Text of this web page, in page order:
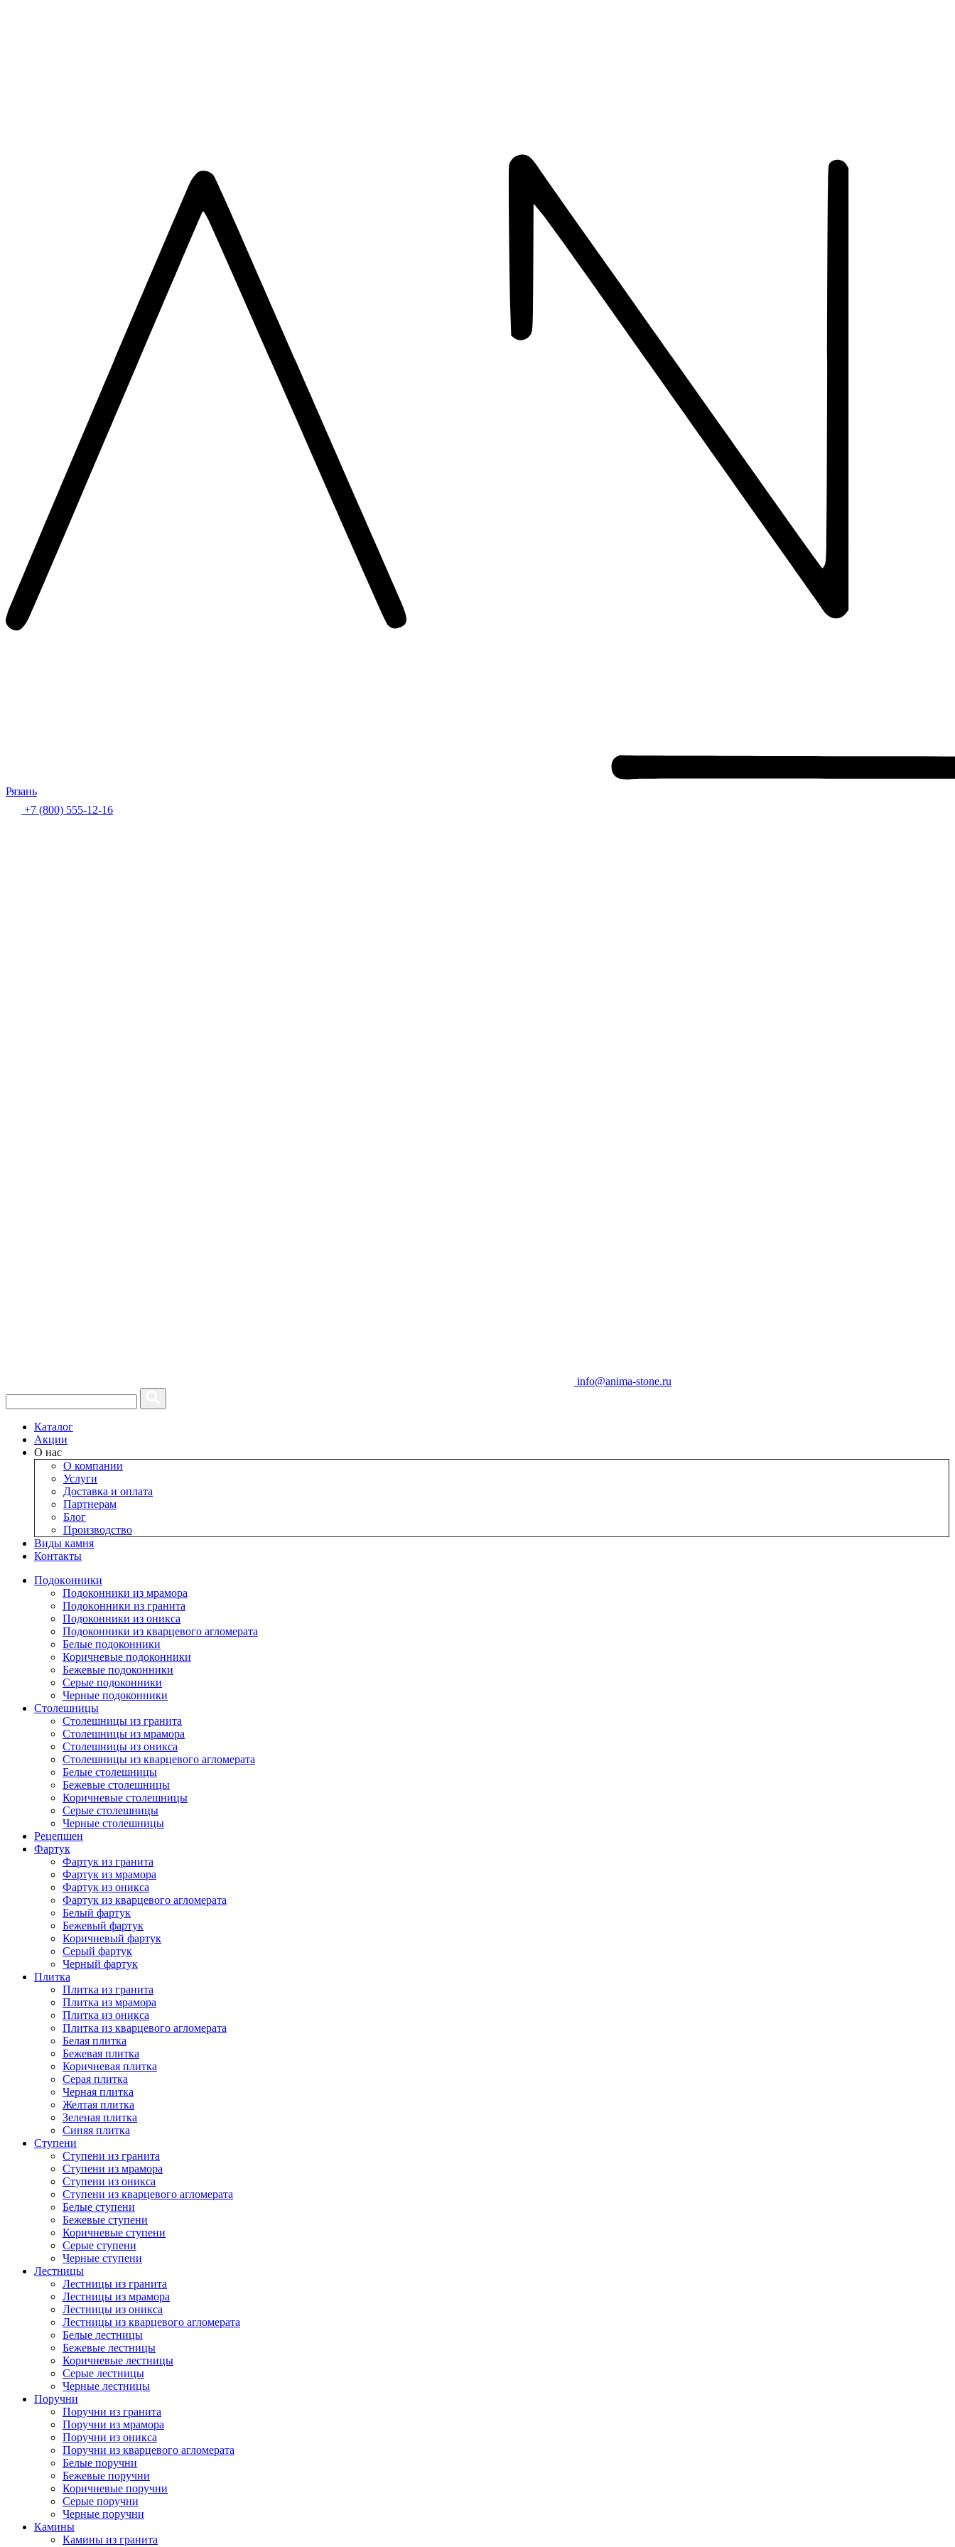
Рязань
+7 (800) 555-12-16
info@anima-stone.ru
Каталог
Акции
О нас
О компании
Услуги
Доставка и оплата
Партнерам
Блог
Производство
Виды камня
Контакты
Подокoнники
Подоконники из мрамора
Подокoнники из гранита
Подоконники из оникса
Подоконники из кварцевого агломерата
Белые подоконники
Коричневые подоконники
Бежевые подоконники
Серые подоконники
Черные подоконники
Столешницы
Столешницы из гранита
Столешницы из мрамора
Столешницы из оникса
Столешницы из кварцевого агломерата
Белые столешницы
Бежевые столешницы
Коричневые столешницы
Серые столешницы
Черные столешницы
Рецепшен
Фартук
Фартук из гранита
Фартук из мрамора
Фартук из оникса
Фартук из кварцевого агломерата
Белый фартук
Бежевый фартук
Коричневый фартук
Серый фартук
Черный фартук
Плитка
Плитка из гранита
Плитка из мрамора
Плитка из оникса
Плитка из кварцевого агломерата
Белая плитка
Бежевая плитка
Коричневая плитка
Серая плитка
Черная плитка
Желтая плитка
Зеленая плитка
Синяя плитка
Ступени
Ступени из гранита
Ступени из мрамора
Ступени из оникса
Ступени из кварцевого агломерата
Белые ступени
Бежевые ступени
Коричневые ступени
Серые ступени
Черные ступени
Лестницы
Лестницы из гранита
Лестницы из мрамора
Лестницы из оникса
Лестницы из кварцевого агломерата
Белые лестницы
Бежевые лестницы
Коричневые лестницы
Серые лестницы
Черные лестницы
Поручни
Поручни из гранита
Поручни из мрамора
Поручни из оникса
Поручни из кварцевого агломерата
Белые поручни
Бежевые поручни
Коричневые поручни
Серые поручни
Черные поручни
Камины
Камины из гранита